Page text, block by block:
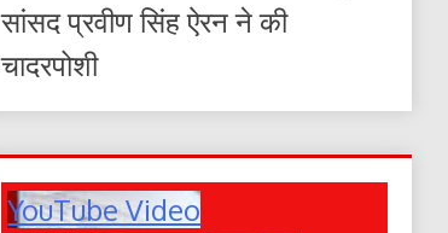
सांसद प्रवीण सिंह ऐरन ने की
चादरपोशी
YouTube Video